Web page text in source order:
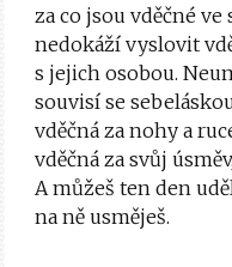
za co jsou vděčné
nedokáží vyslovit
s jejich osobou.
souvisí se
vděčná za nohy a
vděčná za svůj
A můžeš ten den
na ně usměješ.